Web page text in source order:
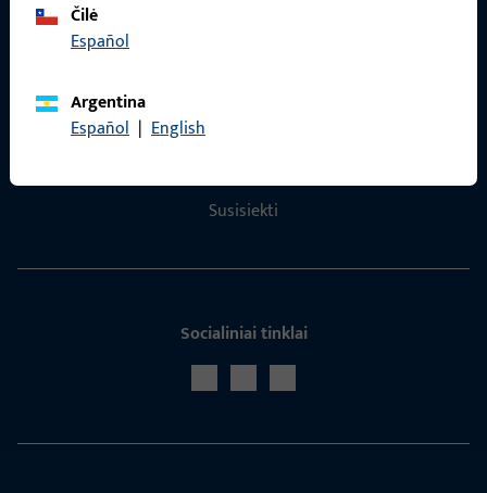
Čilė
Español
Argentina
Español | English
Susisiekti
Socialiniai tinklai